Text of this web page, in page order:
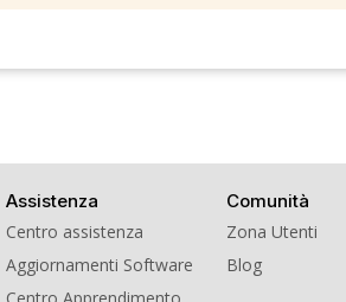
Assistenza
Centro assistenza
Aggiornamenti Software
Comunità
Zona Utenti
Blog